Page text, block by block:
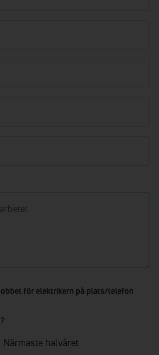
för elektrikern på plats/telefon
Närmaste halvåret